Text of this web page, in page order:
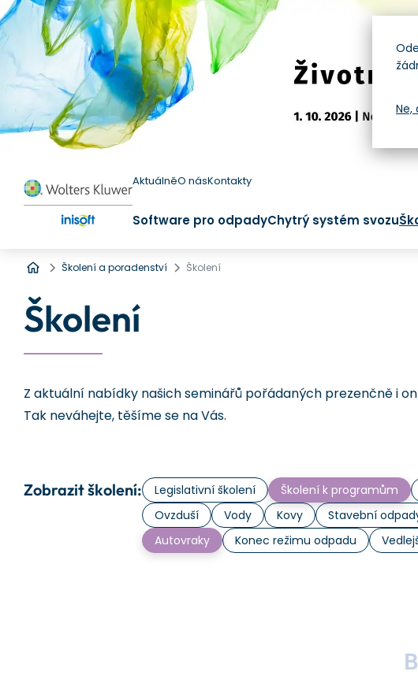
AktuálněO násKontakty
Software pro odpadyChytrý systém svozu
Úvod
Školení a poradenství Školení
Školení
Z aktuální nabídky našich seminářů pořádaných prezenčně i
Tak neváhejte, těšíme se na Vás.
Zobrazit školení: Legislativní školení Školení k programům
Ovzduší
Vody Kovy Stavební
Autovraky
Konec režimu odpadu
Ne,